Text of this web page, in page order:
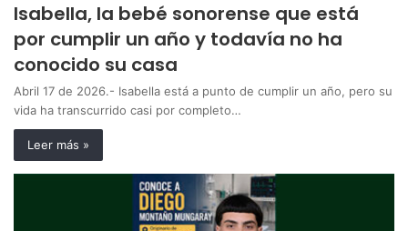
Isabella, la bebé sonorense que está
por cumplir un año y todavía no ha
conocido su casa
Abril 17 de 2026.- Isabella está a punto de cumplir un año, pero su
vida ha transcurrido casi por completo…
Leer más »